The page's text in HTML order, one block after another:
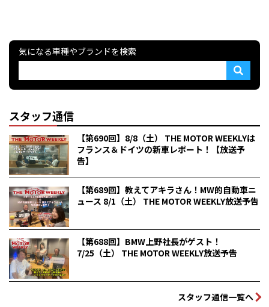
気になる車種やブランドを検索
スタッフ通信
【第690回】8/8（土） THE MOTOR WEEKLYは
フランス＆ドイツの新車レポート！【放送予
告】
【第689回】教えてアキラさん！MW的自動車ニ
ュース 8/1（土） THE MOTOR WEEKLY放送予告
【第688回】BMW上野社長がゲスト！
7/25（土） THE MOTOR WEEKLY放送予告
スタッフ通信一覧へ